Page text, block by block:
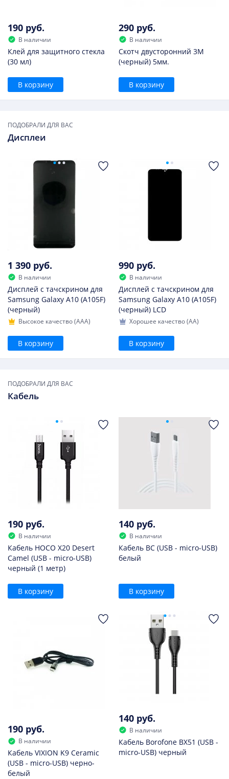
190 руб.
В наличии
Клей для защитного стекла
(30 мл)
В корзину
290 руб.
В наличии
Скотч двусторонний 3M
(черный) 5мм.
В корзину
ПОДОБРАЛИ ДЛЯ ВАС
Дисплеи
1 390 руб.
В наличии
Дисплей с тачскрином для
Samsung Galaxy A10 (A105F)
(черный)
Высокое качество (AAA)
В корзину
990 руб.
В наличии
Дисплей с тачскрином для
Samsung Galaxy A10 (A105F)
(черный) LCD
Хорошее качество (AA)
В корзину
ПОДОБРАЛИ ДЛЯ ВАС
Кабель
190 руб.
В наличии
Кабель HOCO X20 Desert
Camel (USB - micro-USB)
черный (1 метр)
В корзину
140 руб.
В наличии
Кабель BC (USB - micro-USB)
белый
В корзину
190 руб.
В наличии
Кабель VIXION K9 Ceramic
(USB - micro-USB) черно-
белый
140 руб.
В наличии
Кабель Borofone BX51 (USB -
micro-USB) черный